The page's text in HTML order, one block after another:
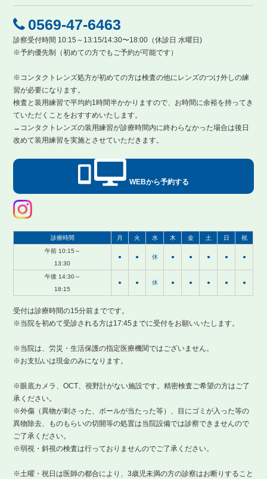
0569-47-6463
診察受付時間 10:15～13:15/14:30〜18:00（休診日 水曜日)
※予約優先制（初めての方でもご予約が可能です）
※コンタクトレンズ処方が初めての方は検査の他にレンズのつけ外しの練
習が必要になります。
検査と装用練習で平均約1時間半かかりますので、お時間に余裕を持ってき
ていただくことをおすすめいたします。
→コンタクトレンズの装用練習が診療時間内に終わらなかった場合は後日
改めて装用練習を実施とさせていただきます。
WEBから予約する
診療時間 月 火 水 木 金 土 日
祝
午前 10:15～
13:30
● ● 休 ● ● ● ● ●
午後 14:30～
18:15
● ● 休 ● ● ● ● ●
受付は診療時間の15分前までです。
※当院を初めて受診される方は17:45までに受付をお願いいたします。
※当院は、労災・生活保護の指定医療機関ではございません。
※お支払いは現金のみになります。
※眼底カメラ、OCT、視野計がない施設です。精密検査ご希望の方はご了
承ください。
※外傷（異物が刺さった、ボールが当たった等）、目にゴミが入った等の
異物除去、ものもらいの切開等の処置は当院設備では診察できませんので
ご了承ください。
※弱視・斜視の検査は行っておりませんのでご了承ください。
※土曜・祝日は医師の都合により、3歳児未満の方の診察はお断りすること